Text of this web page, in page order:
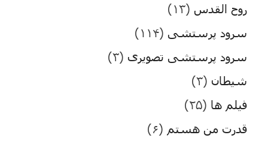
روح القدس (۱۳)
سرود پرستشی (۱۱۴)
سرود پرستشی تصویری (۳)
شیطان (۳)
فیلم ها (۲۵)
قدرت من هستم (۶)